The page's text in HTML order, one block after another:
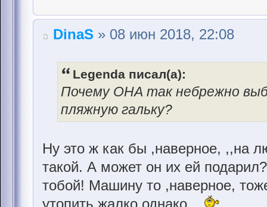
DinaS » 08 июн 2018, 22:08
Legenda писал(а):
Почему ОНА так небрежно
пляжную гальку?
Ну это ж как бы ,наверное, ,,на
такой. А может он их ей
тобой! Машину то ,наверное,